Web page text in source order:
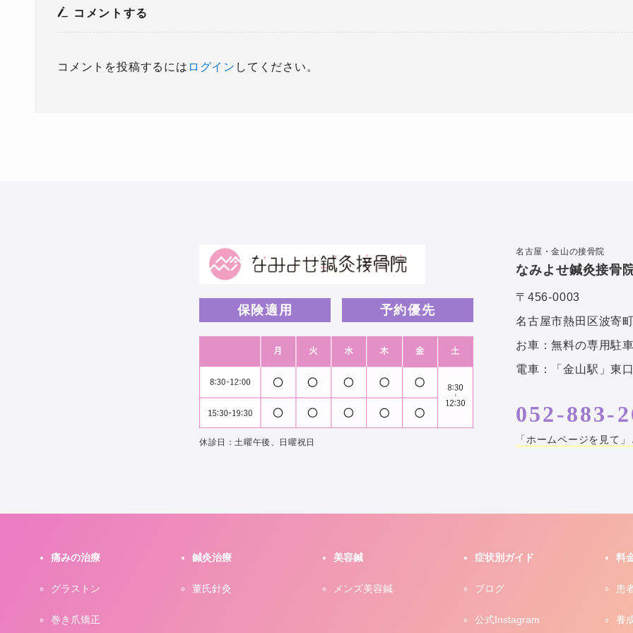
コメントする
コメントを投稿するには ログイン してください。
保険適用 予約優先
休診日：土曜午後、日曜祝日
名古屋・金山の接骨院
なみよせ鍼灸接骨
〒456-0003
名古屋市熱田区波寄
お車：無料の専用駐
電車：「金山駅」東
052-883-
「ホームページを見て
痛みの治療
グラストン
巻き爪矯正
鍼灸治療
董氏針灸
美容鍼
メンズ美容鍼
症状別ガイド
ブログ
公式Instagram
料
患
養